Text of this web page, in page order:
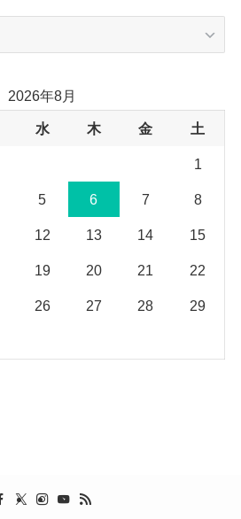
2026年8月
水 木 金 土
1
5 6 7 8
12 13 14 15
19 20 21 22
26 27 28 29